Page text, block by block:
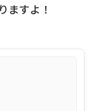
ますよ！